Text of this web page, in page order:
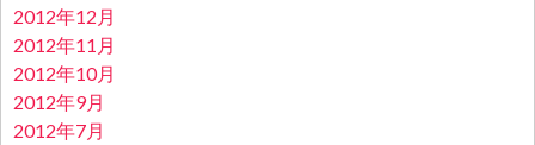
2012年12月
2012年11月
2012年10月
2012年9月
2012年7月